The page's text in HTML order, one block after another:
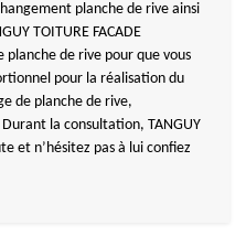
planche de rive ainsi
TOITURE FACADE
de rive pour que vous
pour la réalisation du
de planche de rive,
la consultation, TANGUY
et n’hésitez pas à lui confiez